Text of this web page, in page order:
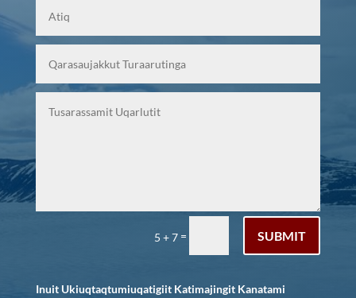
5 + 7 = SUBMIT
Inuit Ukiuqtaqtumiuqatigiit Katimajingit Kanatami